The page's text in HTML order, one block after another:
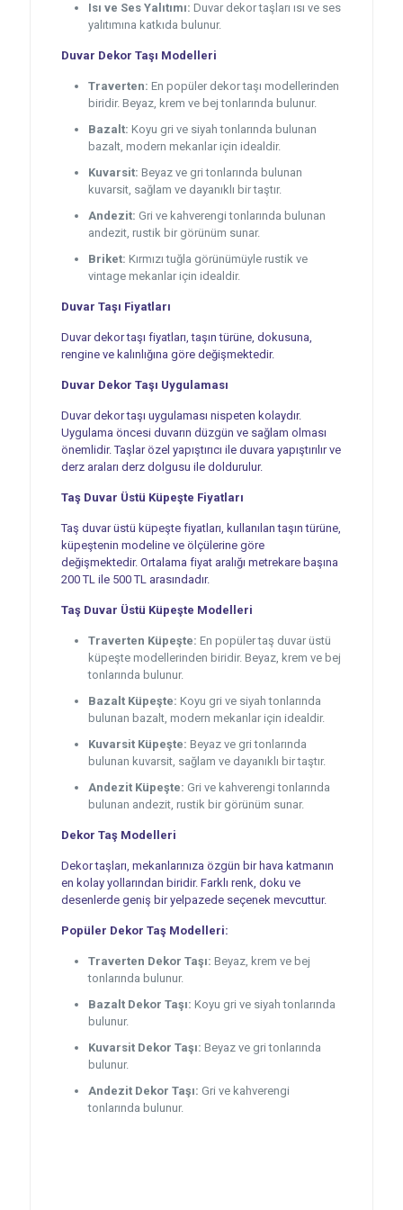
Isı ve Ses Yalıtımı: Duvar dekor taşları ısı ve ses
yalıtımına katkıda bulunur.
Duvar Dekor Taşı Modelleri
Traverten: En popüler dekor taşı modellerinden
biridir. Beyaz, krem ve bej tonlarında bulunur.
Bazalt: Koyu gri ve siyah tonlarında bulunan
bazalt, modern mekanlar için idealdir.
Kuvarsit: Beyaz ve gri tonlarında bulunan
kuvarsit, sağlam ve dayanıklı bir taştır.
Andezit: Gri ve kahverengi tonlarında bulunan
andezit, rustik bir görünüm sunar.
Briket: Kırmızı tuğla görünümüyle rustik ve
vintage mekanlar için idealdir.
Duvar Taşı Fiyatları
Duvar dekor taşı fiyatları, taşın türüne, dokusuna,
rengine ve kalınlığına göre değişmektedir.
Duvar Dekor Taşı Uygulaması
Duvar dekor taşı uygulaması nispeten kolaydır.
Uygulama öncesi duvarın düzgün ve sağlam olması
önemlidir. Taşlar özel yapıştırıcı ile duvara yapıştırılır ve
derz araları derz dolgusu ile doldurulur.
Taş Duvar Üstü Küpeşte Fiyatları
Taş duvar üstü küpeşte fiyatları, kullanılan taşın türüne,
küpeştenin modeline ve ölçülerine göre
değişmektedir. Ortalama fiyat aralığı metrekare başına
200 TL ile 500 TL arasındadır.
Taş Duvar Üstü Küpeşte Modelleri
Traverten Küpeşte: En popüler taş duvar üstü
küpeşte modellerinden biridir. Beyaz, krem ve bej
tonlarında bulunur.
Bazalt Küpeşte: Koyu gri ve siyah tonlarında
bulunan bazalt, modern mekanlar için idealdir.
Kuvarsit Küpeşte: Beyaz ve gri tonlarında
bulunan kuvarsit, sağlam ve dayanıklı bir taştır.
Andezit Küpeşte: Gri ve kahverengi tonlarında
bulunan andezit, rustik bir görünüm sunar.
Dekor Taş Modelleri
Dekor taşları, mekanlarınıza özgün bir hava katmanın
en kolay yollarından biridir. Farklı renk, doku ve
desenlerde geniş bir yelpazede seçenek mevcuttur.
Popüler Dekor Taş Modelleri:
Traverten Dekor Taşı: Beyaz, krem ve bej
tonlarında bulunur.
Bazalt Dekor Taşı: Koyu gri ve siyah tonlarında
bulunur.
Kuvarsit Dekor Taşı: Beyaz ve gri tonlarında
bulunur.
Andezit Dekor Taşı: Gri ve kahverengi
tonlarında bulunur.